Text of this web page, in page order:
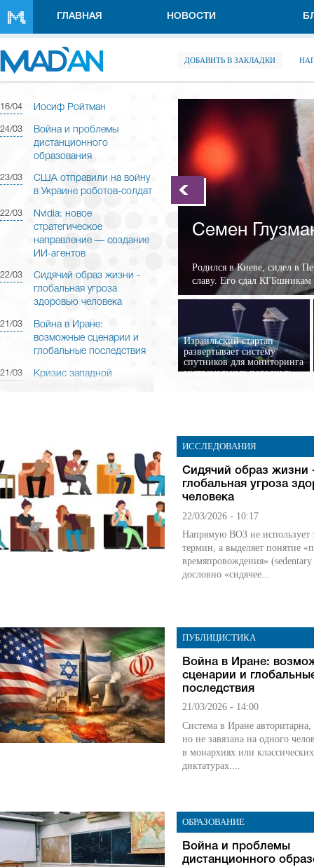
ГЛАВНАЯ НОВОСТИ
ДОБАВИТЬ В ЗАКЛАДКИ
16/04 Иосиф Ройтман
24/03
Война и проблемы
дистанционного
образования
23/03
США отправили на войну
в Украине роботов-солдат
22/03
Nvidia: новое
стратегическое
направление — создание
ИИ-агентов
22/03
Cидячий образ жизни -
глобальная угроза
здоровью человека
21/03
Война в Иране:
возможные сценарии и
глобальные последствия
21/03
Кризис западной
Google покупает
израильскую компанию
Wiz за $32 млрд
15/03 Армагеддон Трампа
Семен
Родился в Киеве, сидел в
славу. Его сдал КГБшникам
Израильский стартап
развертывает систему
спутников для мониторинга
экстремальных погодных
ИССЛЕДОВАНИЯ
Cидячий образ жизни
глобальная угроза
человека
22/03/2026 - 10:17
Напрямую ВОЗ не использует
термин, а выделяет понятие
времяпровождения»
дословно «сидячее...
ПУБЛИЦИСТИКА
Война в Иране:
сценарии и
последствия
21/03/2026 - 14:00
Система в Иране авторитарна,
но не завязана на одного
в монархиях или классических
диктатурах....
ОБРАЗОВАНИЕ
Война и проблемы
дистанционного